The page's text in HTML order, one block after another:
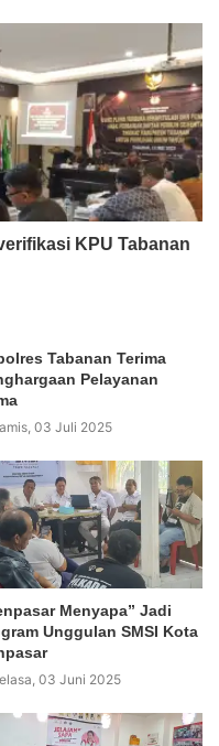
KPU Tabanan
Tabanan Terima
Pelayanan
03 Juli 2025
Menyapa” Jadi
Unggulan SMSI Kota
03 Juni 2025